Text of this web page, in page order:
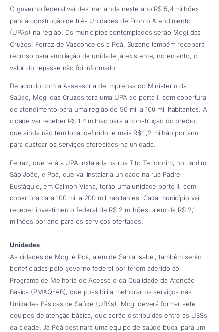
O governo federal vai destinar ainda neste ano R$ 5,4 milhões
para a construção de três Unidades de Pronto Atendimento
(UPAs) na região. Os municípios contemplados serão Mogi das
Cruzes, Ferraz de Vasconcelos e Poá. Suzano também receberá
recurso para ampliação de unidade já existente, no entanto, o
valor do repasse não foi informado.
De acordo com a Assessoria de Imprensa do Ministério da
Saúde, Mogi das Cruzes terá uma UPA de porte I, com cobertura
de atendimento para uma região de 50 mil a 100 mil habitantes. A
cidade vai receber R$ 1,4 milhão para a construção do prédio,
que ainda não tem local definido, e mais R$ 1,2 milhão por ano
para custear os serviços oferecidos na unidade.
Ferraz, que terá a UPA instalada na rua Tito Temporim, no Jardim
São João, e Poá, que vai instalar a unidade na rua Padre
Eustáquio, em Calmon Viana, terão uma unidade porte II, com
cobertura para 100 mil a 200 mil habitantes. Cada município vai
receber investimento federal de R$ 2 milhões, além de R$ 2,1
milhões por ano para os serviços ofertados.
Unidades
As cidades de Mogi e Poá, além de Santa Isabel, também serão
beneficiadas pelo governo federal por terem aderido ao
Programa de Melhoria do Acesso e da Qualidade da Atenção
Básica (PMAQ-AB), que possibilita melhorar os serviços nas
Unidades Básicas de Saúde (UBSs). Mogi deverá formar sete
equipes de atenção básica, que serão distribuídas entre as UBSs
da cidade. Já Poá destinará uma equipe de saúde bucal para um